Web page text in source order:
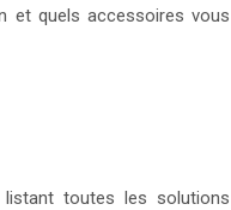
et quels accessoires vous
listant toutes les solutions